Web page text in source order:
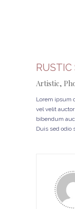
RUSTIC
Artistic,
Lorem ipsum
vel velit
bibendum
Duis sed odio